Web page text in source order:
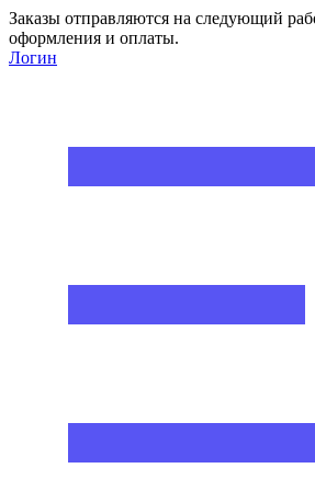
Заказы отправляются на следующий
оформления и оплаты.
Логин